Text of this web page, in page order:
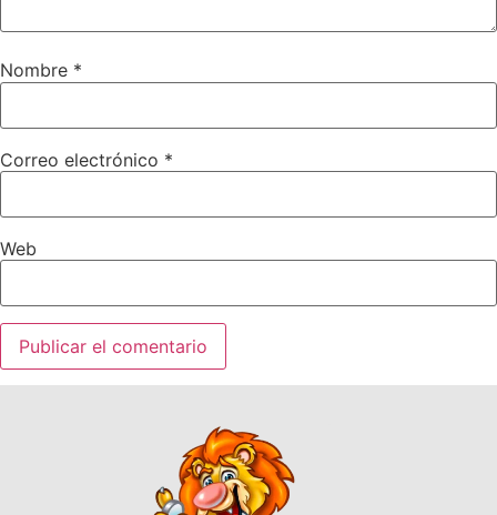
Nombre *
Correo electrónico *
Web